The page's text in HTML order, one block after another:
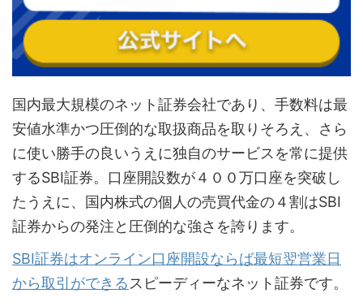
国内最大規模のネット証券会社であり、手数料は最
安値水準かつ圧倒的な取扱商品を取りそろえ、さら
に使い勝手の良いうえに独自のサービスを常に提供
するSBI証券。口座開設数が４００万口座を突破し
たうえに、国内株式の個人の売買代金の４割はSBI
証券からの発注と圧倒的な強さを誇ります。
SBI証券はオンライン口座開設ならば最短翌営業日
から取引ができるスピーディーなネット証券です。